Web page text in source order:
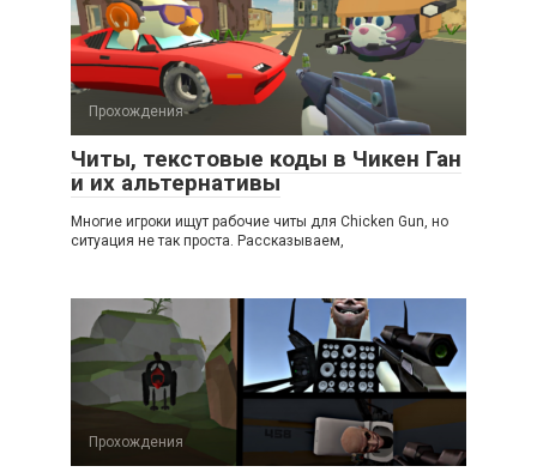
Прохождения
Читы, текстовые коды в Чикен Ган
и их альтернативы
Многие игроки ищут рабочие читы для Chicken Gun, но
ситуация не так проста. Рассказываем,
Прохождения